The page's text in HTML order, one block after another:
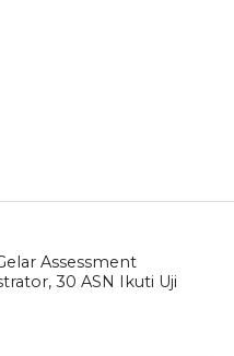
Assessment
30 ASN Ikuti Uji